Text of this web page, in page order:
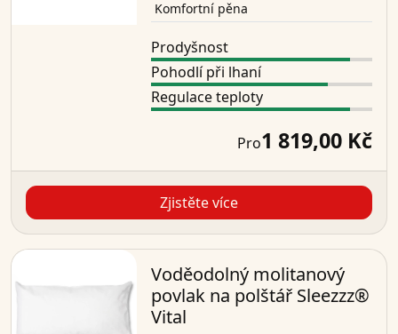
Komfortní pěna
Prodyšnost
Pohodlí při lhaní
Regulace teploty
Pro1 819,00 Kč
Zjistěte více
Voděodolný molitanový
povlak na polštář Sleezzz®
Vital